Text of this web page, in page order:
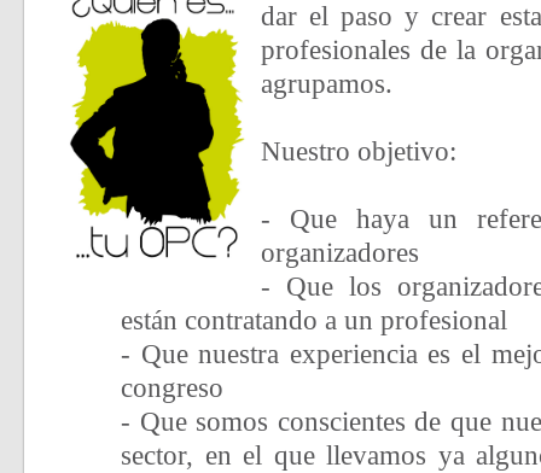
dar el paso y crear
profesionales de la
agrupamos.
Nuestro objetivo:
- Que haya un
organizadores
- Que los
están contratando a un profesional
- Que nuestra experiencia es el
congreso
- Que somos conscientes de que
sector, en el que llevamos ya